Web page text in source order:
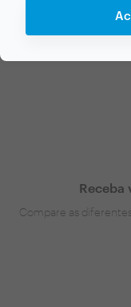
Faça o
Preencha um breve
Receba
Compare as